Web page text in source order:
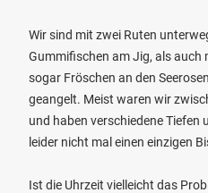
Wir sind mit zwei Ruten
Gummifischen am Jig, als auch
sogar Fröschen an den
geangelt. Meist waren wir
und haben verschiedene Tiefen
leider nicht mal einen einzigen
Ist die Uhrzeit vielleicht das